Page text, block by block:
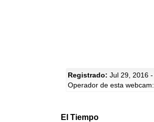
Registrado: Jul 29, 2016 -
Operador de esta webcam:
El Tiempo